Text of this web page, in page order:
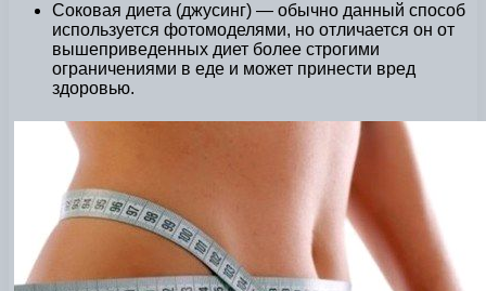
Соковая диета (джусинг) — обычно данный способ
используется фотомоделями, но отличается он от
вышеприведенных диет более строгими
ограничениями в еде и может принести вред
здоровью.